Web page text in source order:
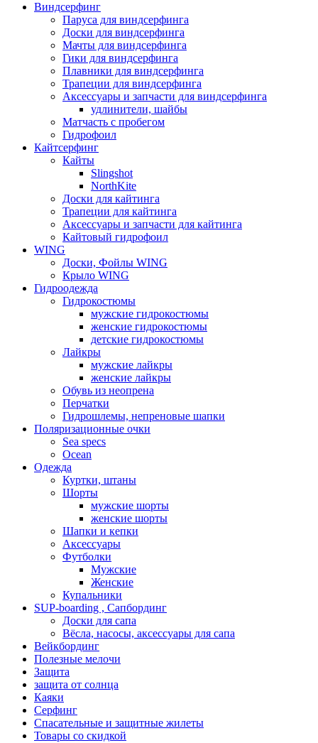
Виндсерфинг
Паруса для виндсерфинга
Доски для виндсерфинга
Мачты для виндсерфинга
Гики для виндсерфинга
Плавники для виндсерфинга
Трапеции для виндсерфинга
Аксессуары и запчасти для виндсерфинга
удлинители, шайбы
Матчасть с пробегом
Гидрофоил
Кайтсерфинг
Кайты
Slingshot
NorthKite
Доски для кайтинга
Трапеции для кайтинга
Аксессуары и запчасти для кайтинга
Кайтовый гидрофоил
WING
Доски, Фойлы WING
Крыло WING
Гидроодежда
Гидрокостюмы
мужские гидрокостюмы
женские гидрокостюмы
детские гидрокостюмы
Лайкры
мужские лайкры
женские лайкры
Обувь из неопрена
Перчатки
Гидрошлемы, непреновые шапки
Поляризационные очки
Sea specs
Ocean
Одежда
Куртки, штаны
Шорты
мужские шорты
женские шорты
Шапки и кепки
Аксессуары
Футболки
Мужские
Женские
Купальники
SUP-boarding , Сапбординг
Доски для сапа
Вёсла, насосы, аксессуары для сапа
Вейкбординг
Полезные мелочи
Защита
защита от солнца
Каяки
Серфинг
Спасательные и защитные жилеты
Товары со скидкой